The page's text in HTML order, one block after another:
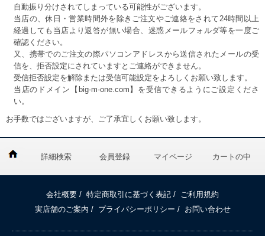
自動振り分けされてしまっている可能性がございます。
当店の、休日・営業時間外を除きご注文やご連絡をされて24時間以上
経過しても当店より返答が無い場合、迷惑メールフォルダ等を一度ご
確認ください。
又、携帯でのご注文の際パソコンアドレスから送信されたメールの受
信を、拒否設定にされていますとご連絡ができません。
受信拒否設定を解除または受信可能設定をよろしくお願い致します。
当店のドメイン【big-m-one.com】を受信できるようにご設定くださ
い。
お手数ではございますが、ご了承宜しくお願い致します。
詳細検索 会員登録 マイページ カートの中
会社概要 / 特定商取引に基づく表記 /
ご利用規約
実店舗のご案内 / プライバシーポリシー / お問い合わせ